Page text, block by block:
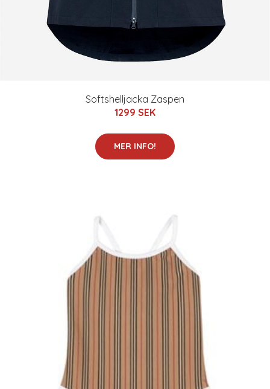
Softshelljacka Zaspen
1299 SEK
MER INFO!